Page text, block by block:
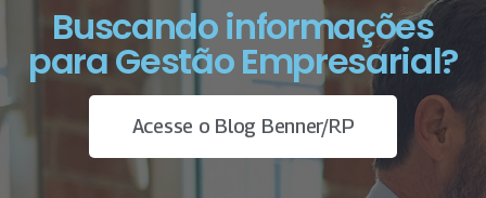
Buscando informações
para Gestão Empresarial?
Acesse o Blog Benner/RP